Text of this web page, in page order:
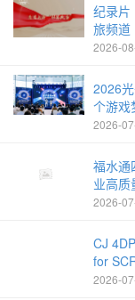
纪录片
旅频道
2026-
2026
个游戏
2026-
福水通
业高质
2026-
CJ
for
2026-